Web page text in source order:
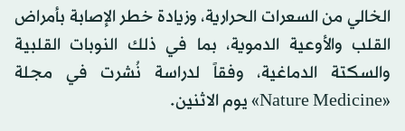
الخالي من السعرات الحرارية، وزيادة خطر الإصابة بأمراض
القلب والأوعية الدموية، بما في ذلك النوبات القلبية
والسكتة الدماغية، وفقاً لدراسة نُشرت في مجلة
«Nature Medicine» يوم الاثنين.